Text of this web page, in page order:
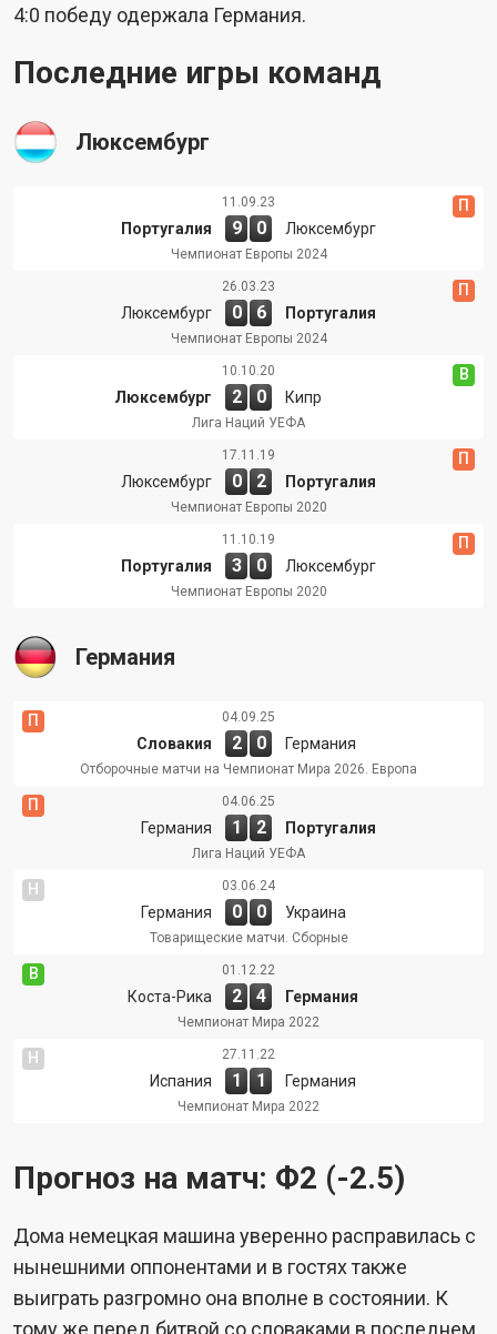
4:0 победу одержала Германия.
Последние игры команд
Люксембург
П
11.09.23
Португалия 9 0 Люксембург
Чемпионат Европы 2024
П
26.03.23
Люксембург 0 6 Португалия
Чемпионат Европы 2024
В
10.10.20
Люксембург 2 0 Кипр
Лига Наций УЕФА
П
17.11.19
Люксембург 0 2 Португалия
Чемпионат Европы 2020
П
11.10.19
Португалия 3 0 Люксембург
Чемпионат Европы 2020
Германия
П 04.09.25
Словакия 2 0 Германия
Отборочные матчи на Чемпионат Мира 2026. Европа
П 04.06.25
Германия 1 2 Португалия
Лига Наций УЕФА
Н 03.06.24
Германия 0 0 Украина
Товарищеские матчи. Сборные
В 01.12.22
Коста-Рика 2 4 Германия
Чемпионат Мира 2022
Н 27.11.22
Испания 1 1 Германия
Чемпионат Мира 2022
Прогноз на матч: Ф2 (-2.5)
Дома немецкая машина уверенно расправилась с
нынешними оппонентами и в гостях также
выиграть разгромно она вполне в состоянии. К
тому же перед битвой со словаками в последнем